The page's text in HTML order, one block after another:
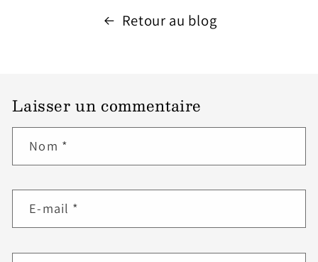
Retour au blog
Laisser un commentaire
Nom *
E-mail *